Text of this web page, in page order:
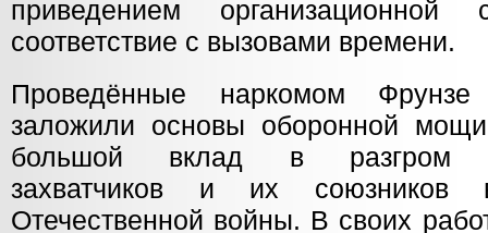
приведением
соответствие с вызовами времени.
Проведённые наркомом
заложили основы оборонной
большой вклад в разгром
захватчиков и их союзников
Отечественной войны. В своих